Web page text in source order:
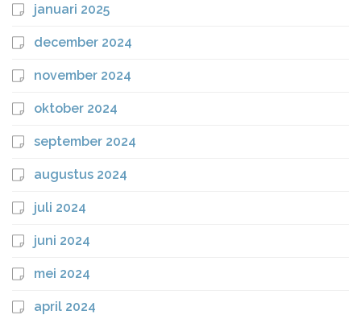
januari 2025
december 2024
november 2024
oktober 2024
september 2024
augustus 2024
juli 2024
juni 2024
mei 2024
april 2024